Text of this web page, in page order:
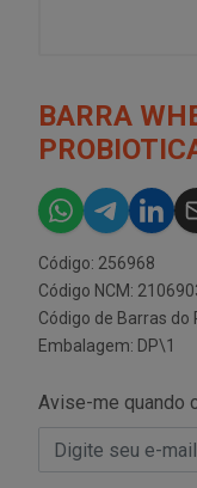
BARRA
Código: 256968
Código NCM:
Código de Barras
Embalagem: DP\1
Avise-me quando